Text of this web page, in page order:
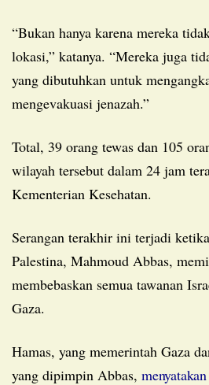
“Bukan hanya karena mereka tidak bisa menuju ke
lokasi,” katanya. “Mereka juga
yang dibutuhkan untuk
mengevakuasi jenazah.”
Total, 39 orang tewas dan 105 orang terluka di seluruh
wilayah tersebut dalam 24 jam
Kementerian Kesehatan.
Serangan terakhir ini terjadi ketika Presiden Otoritas
Palestina, Mahmoud Abbas,
membebaskan semua tawanan
Gaza.
Hamas, yang memerintah Gaza dan bersaing dengan PA
yang dipimpin Abbas,